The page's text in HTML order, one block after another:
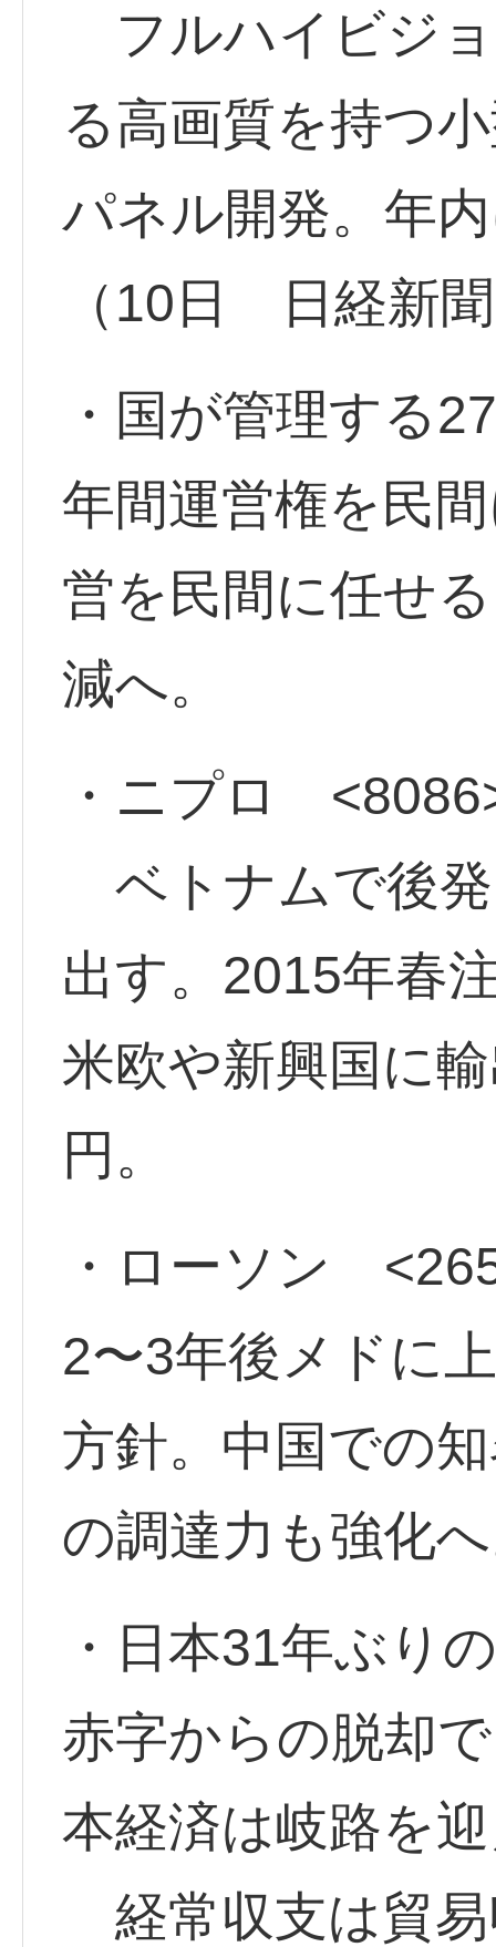
フルハイビジ
る高画質を持つ
パネル開発。年
（10日 日経新
・国が管理する
年間運営権を民
営を民間に任せ
減へ。
・ニプロ
ベトナムで後
出す。2015年春
米欧や新興国に
円。
・ローソン
2〜3年後メドに
方針。中国での
の調達力も強化
・日本31年ぶり
赤字からの脱却
本経済は岐路を
経常収支は貿易